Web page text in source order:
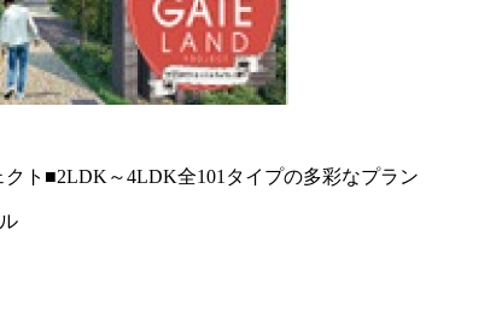
ト■2LDK～4LDK全101タイプの多彩なプラン